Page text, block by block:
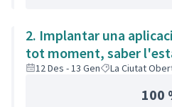
2. Implantar una
tot moment, saber
12 Des - 13 Gen La Ciutat
100